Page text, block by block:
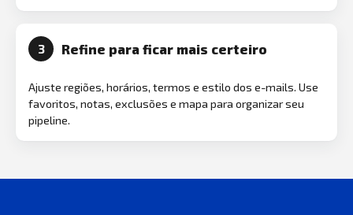
3 Refine para ficar mais certeiro
Ajuste regiões, horários, termos e estilo dos e-mails. Use
favoritos, notas, exclusões e mapa para organizar seu
pipeline.